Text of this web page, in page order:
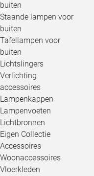
buiten
Staande lampen voor
buiten
Tafellampen voor
buiten
Lichtslingers
Verlichting
accessoires
Lampenkappen
Lampenvoeten
Lichtbronnen
Eigen Collectie
Accessoires
Woonaccessoires
Vloerkleden